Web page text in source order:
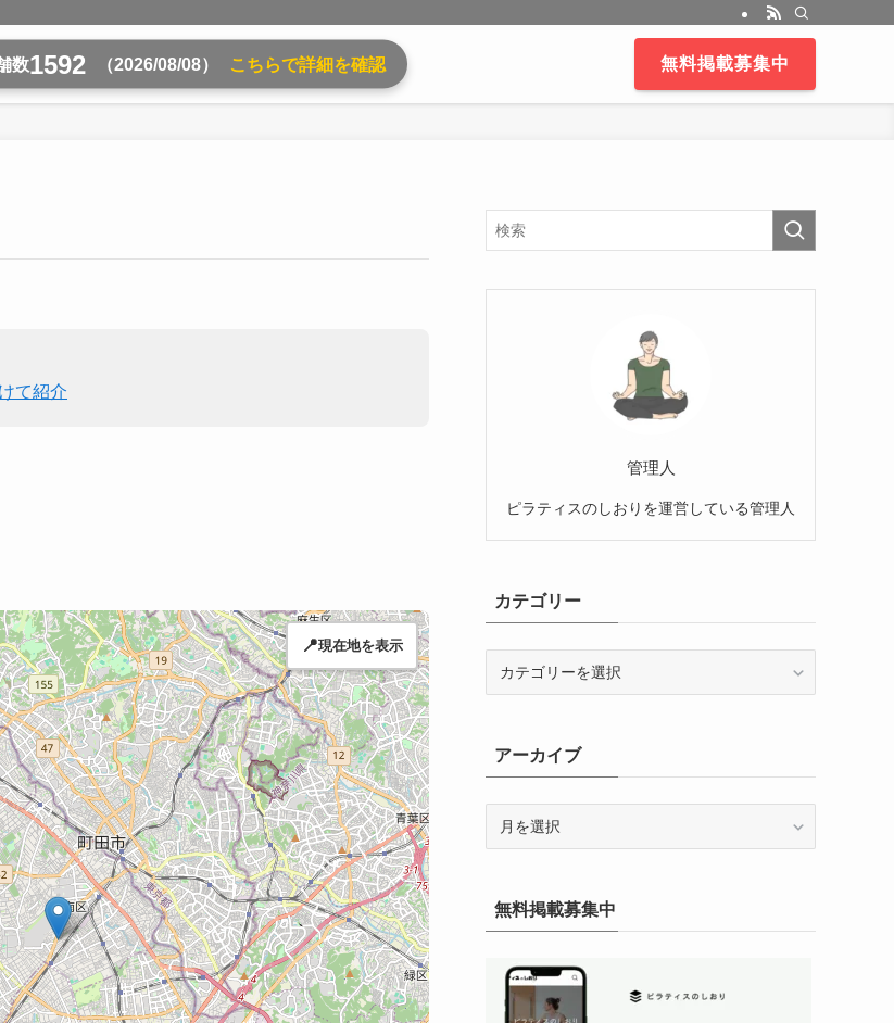
無料掲載募集中
数1592 （2026/08/08） こちらで詳細を確認
て紹介
📍現在地を表示
管理人
ピラティスのしおりを運営している管理人
カテゴリー
ーアーカイブ
ブ無料掲載募集中